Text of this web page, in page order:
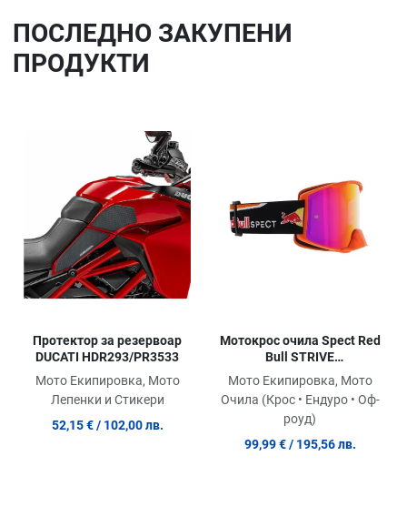
ПОСЛЕДНO ЗАКУПЕНИ
ПРОДУКТИ
Quick View
Протектор за резервоар
DUCATI HDR293/PR3533
Мото Екипировка, Мото
Лепенки и Стикери
52,15 € / 102,00 лв.
Мотокрос очила Spect Red
Bull STRIVE
ORANGE/IRIDIUM
Мото Екипировка, Мото
Очила (Крос • Ендуро • Оф-
роуд)
99,99 € / 195,56 лв.